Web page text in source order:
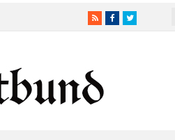
RSSFacebookTwitter